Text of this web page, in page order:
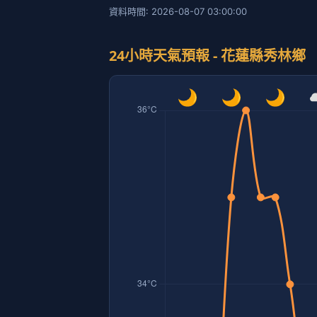
資料時間: 2026-08-07 03:00:00
24小時天氣預報 - 花蓮縣秀林鄉